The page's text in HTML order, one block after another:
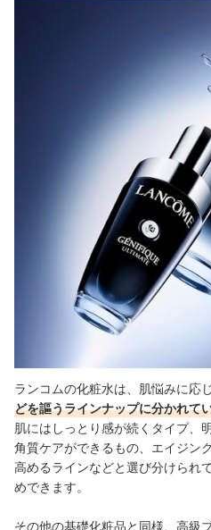
ランコムの化粧水は、肌悩みに応
どを謳うラインナップに分かれて
肌にはしっとり感が続くタイプ、
角質ケアができるもの、エイジン
高めるラインなどと選び分けられ
めできます。
その他の基礎化粧品と同様、高級